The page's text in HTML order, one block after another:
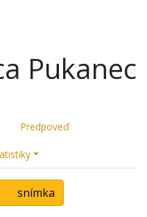
Pukanec
Predpoveď
snímka